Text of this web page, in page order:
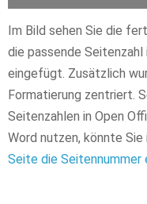
Im Bild sehen Sie die
die passende
eingefügt. Zusätzlich
Formatierung zentriert.
Seitenzahlen in Open
Word nutzen, könnte
Seite die Seitennummer